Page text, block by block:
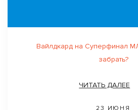
Вайлдкард на Суперфинал
забрать?
ЧИТАТЬ ДАЛЕЕ
23 ИЮНЯ